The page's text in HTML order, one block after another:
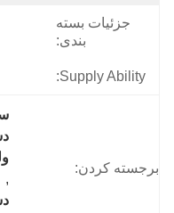
جزئیات بسته
بندی:
Supply Ability:
برجسته کردن:
,